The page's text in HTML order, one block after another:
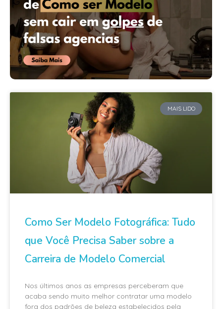
MAIS LIDO
Como Ser Modelo Fotográfica: Tudo
que Você Precisa Saber sobre a
Carreira de Modelo Comercial
Nos últimos anos as empresas perceberam que
acaba sendo muito melhor contratar uma modelo
fora dos padrões de beleza estabelecidos pela